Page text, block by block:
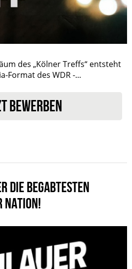
des „Kölner Treffs“ entsteht
Format des WDR -...
BEWERBEN
DIE BEGABTESTEN
NATION!